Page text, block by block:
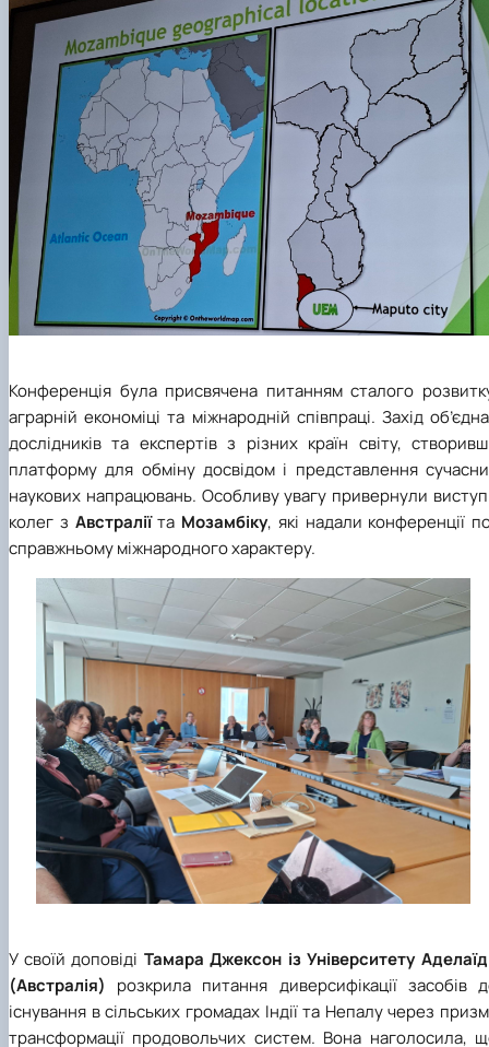
Конференція була присвячена питанням сталого
аграрній економіці та міжнародній співпраці. Захід
дослідників та експертів з різних країн світу,
платформу для обміну досвідом і представлення
наукових напрацювань. Особливу увагу привернули
колег з Австраліїта Мозамбіку, які надали конференції
справжньому міжнародного характеру.
У своїй доповіді Тамара Джексон із Університету
(Австралія) розкрила питання диверсифікації засобів
існування в сільських громадах Індії та Непалу через
трансформації продовольчих систем. Вона наголосила,